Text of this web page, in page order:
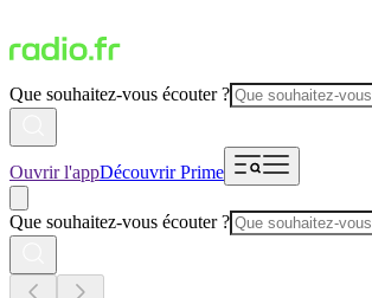
Que souhaitez-vous écouter ?
Ouvrir l'appDécouvrir Prime
Que souhaitez-vous écouter ?